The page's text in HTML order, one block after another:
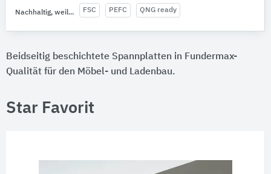
Nachhaltig, weil... FSC PEFC QNG ready
Beidseitig beschichtete Spannplatten in Fundermax-
Qualität für den Möbel- und Ladenbau.
Star Favorit